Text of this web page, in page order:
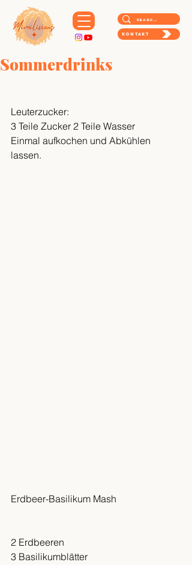
Kontakt
Sommerdrinks
Leuterzucker:
3 Teile Zucker 2 Teile Wasser
Einmal aufkochen und Abkühlen
lassen.
Erdbeer-Basilikum Mash
2 Erdbeeren
3 Basilikumblätter